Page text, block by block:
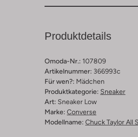
Produktdetails
Omoda-Nr.: 107809
Artikelnummer: 366993c
Für wen?: Mädchen
Produktkategorie: Sneaker
Art: Sneaker Low
Marke: Converse
Modellname: Chuck Taylor All